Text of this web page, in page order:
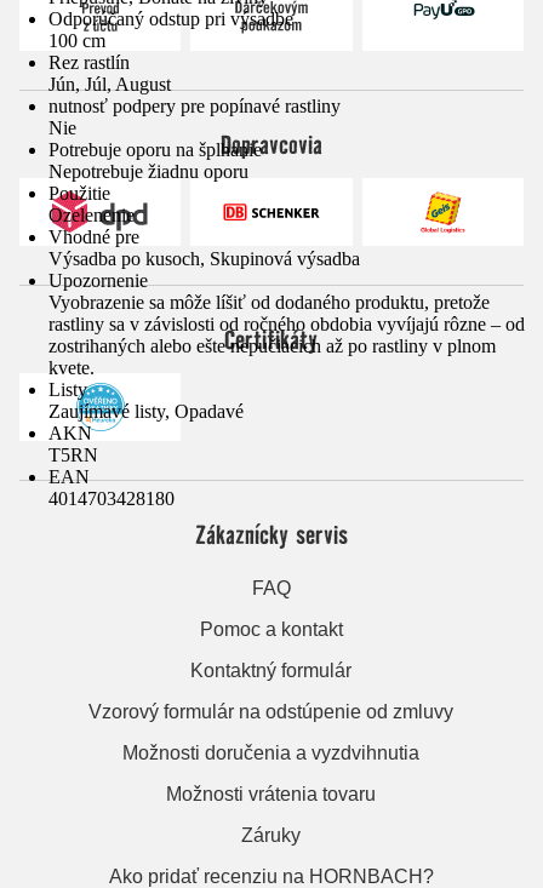
Odporúčaný odstup pri výsadbe
100 cm
Rez rastlín
Jún, Júl, August
nutnosť podpery pre popínavé rastliny
Nie
Potrebuje oporu na šplhanie
Nepotrebuje žiadnu oporu
Použitie
Ozelenenie
Vhodné pre
Výsadba po kusoch, Skupinová výsadba
Upozornenie
Vyobrazenie sa môže líšiť od dodaného produktu, pretože
rastliny sa v závislosti od ročného obdobia vyvíjajú rôzne – od
zostrihaných alebo ešte nepučiacich až po rastliny v plnom
kvete.
Listy
Zaujímavé listy, Opadavé
AKN
T5RN
EAN
4014703428180
Dopravcovia
Certifikáty
Zákaznícky servis
FAQ
Pomoc a kontakt
Kontaktný formulár
Vzorový formulár na odstúpenie od zmluvy
Možnosti doručenia a vyzdvihnutia
Možnosti vrátenia tovaru
Záruky
Ako pridať recenziu na HORNBACH?